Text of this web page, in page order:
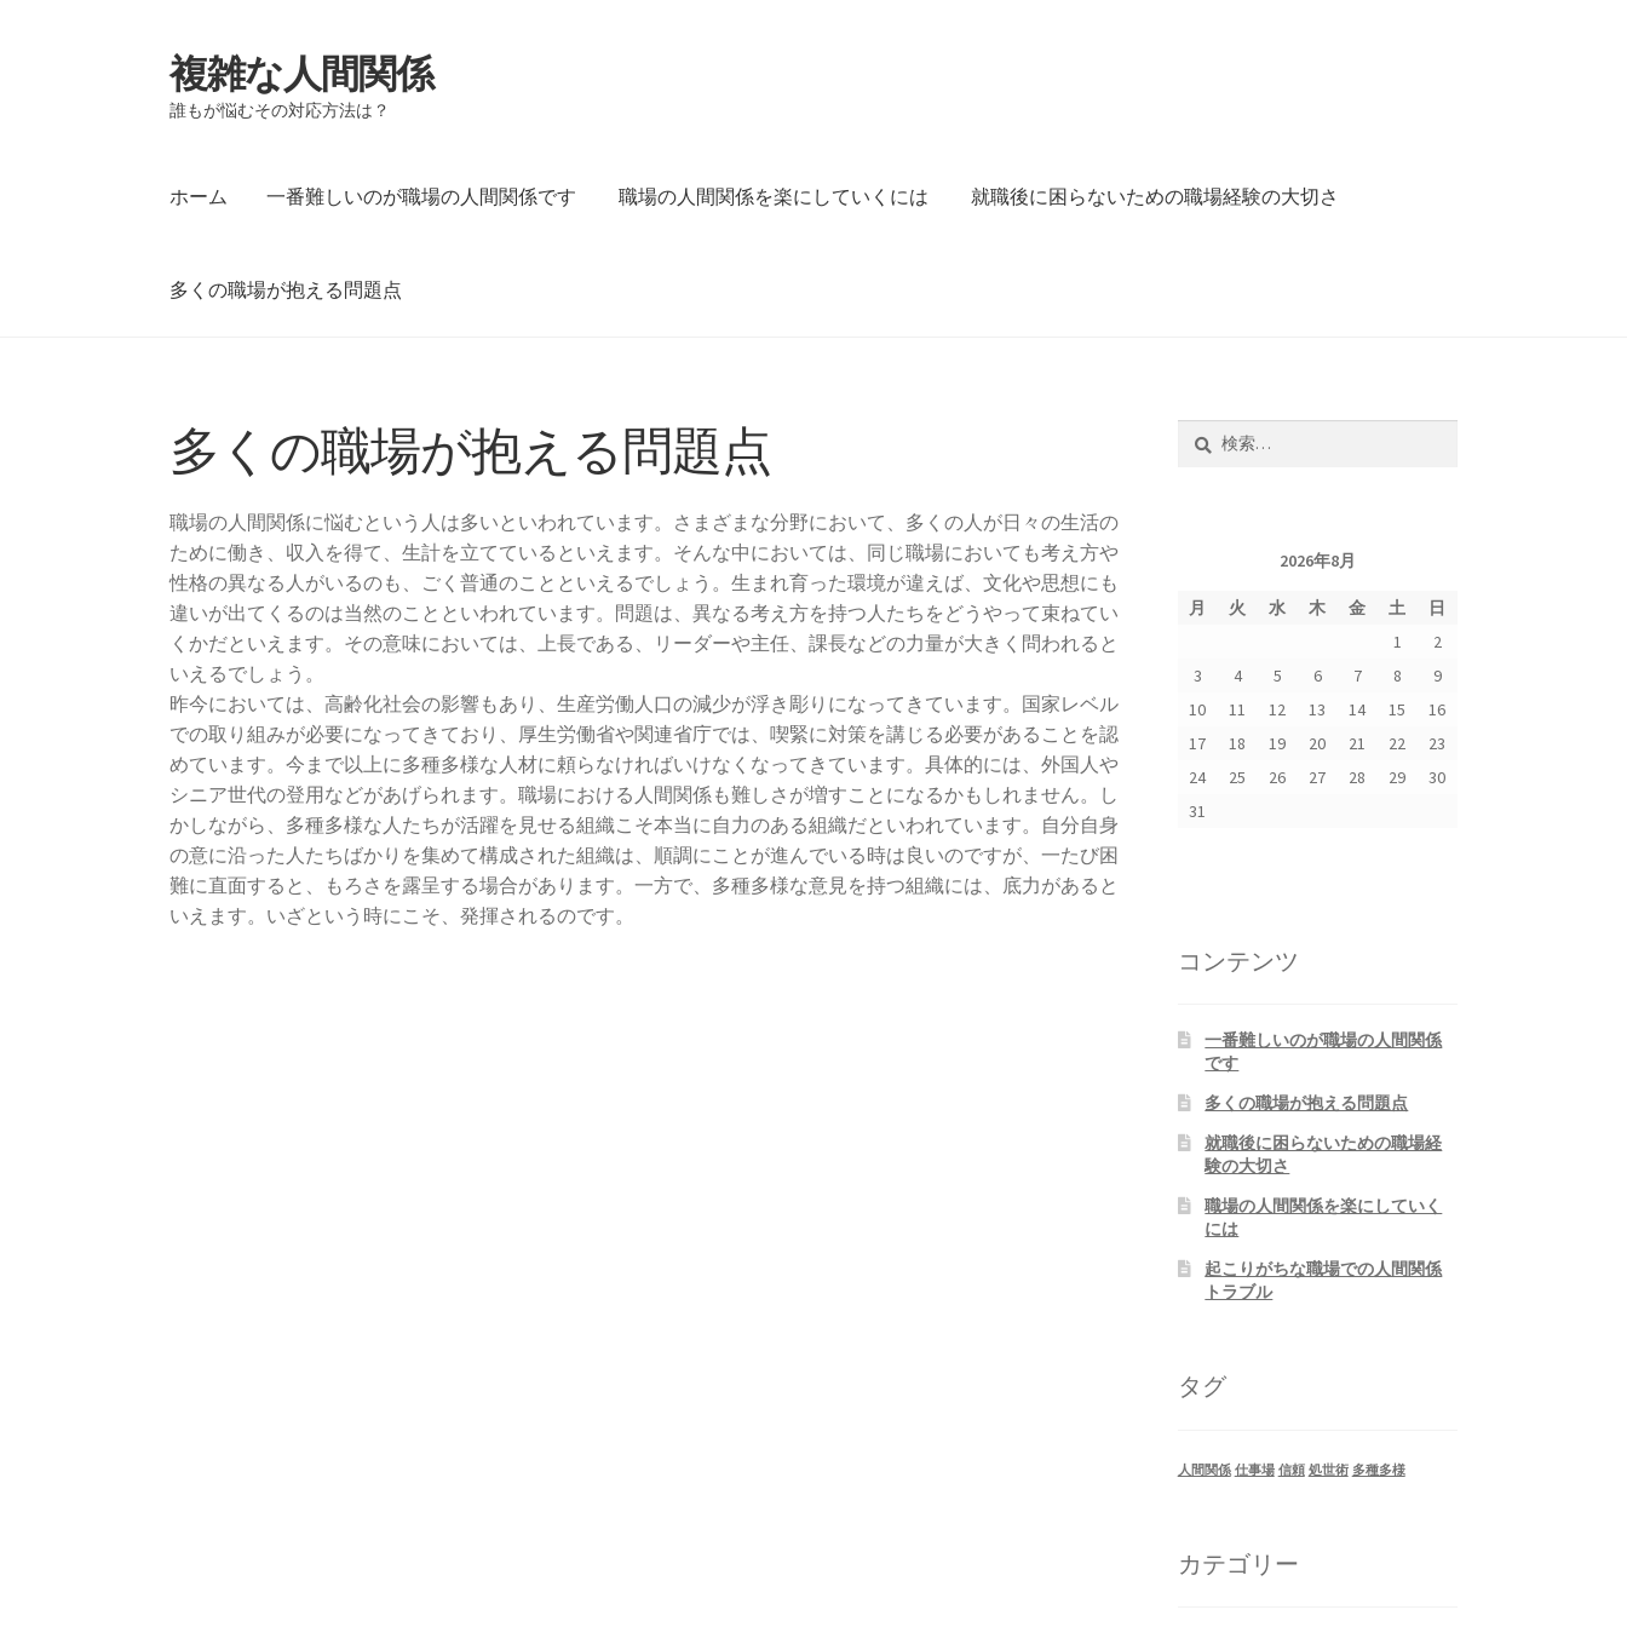
ナ
ビ
ゲ
シ
へ
ス
コ
ン
テ
ツ
キ
ッ
複雑な人間関係
誰もが悩むその対応方法は？
ホーム 一番難しいのが職場の人間関係です 職場の人間関係を楽にしていくには 就職後に困らないための職場経験の大切さ
多くの職場が抱える問題点
多くの職場が抱える問題点
多くの職場が抱える問題点
職場の人間関係に悩むという人は多いといわれています。さまざまな分野において、多くの人が日々の生活の
ために働き、収入を得て、生計を立てているといえます。そんな中においては、同じ職場においても考え方や
性格の異なる人がいるのも、ごく普通のことといえるでしょう。生まれ育った環境が違えば、文化や思想にも
違いが出てくるのは当然のことといわれています。問題は、異なる考え方を持つ人たちをどうやって束ねてい
くかだといえます。その意味においては、上長である、リーダーや主任、課長などの力量が大きく問われると
いえるでしょう。
昨今においては、高齢化社会の影響もあり、生産労働人口の減少が浮き彫りになってきています。国家レベル
での取り組みが必要になってきており、厚生労働省や関連省庁では、喫緊に対策を講じる必要があることを認
めています。今まで以上に多種多様な人材に頼らなければいけなくなってきています。具体的には、外国人や
シニア世代の登用などがあげられます。職場における人間関係も難しさが増すことになるかもしれません。し
かしながら、多種多様な人たちが活躍を見せる組織こそ本当に自力のある組織だといわれています。自分自身
の意に沿った人たちばかりを集めて構成された組織は、順調にことが進んでいる時は良いのですが、一たび困
難に直面すると、もろさを露呈する場合があります。一方で、多種多様な意見を持つ組織には、底力があると
いえます。いざという時にこそ、発揮されるのです。
2026年8月
月 火 水 木 金 土
日
1
2
3
4 5 6 7 8
9
10
11 12 13 14 15
16
17
18 19 20 21 22
23
24
25 26 27 28 29
30
31
コンテンツ
一番難しいのが職場の人間関係
です
多くの職場が抱える問題点
就職後に困らないための職場経
験の大切さ
職場の人間関係を楽にしていく
には
起こりがちな職場での人間関係
トラブル
タグ
人間関係 仕事場 信頼 処世術 多種多様
カテゴリー